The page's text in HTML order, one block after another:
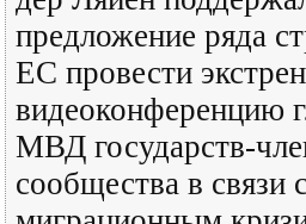
предложение ряда
ЕС провести
видеоконференцию
МВД государств-
сообщества в связи